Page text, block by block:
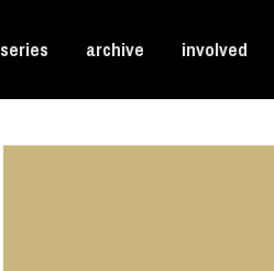
series archive involved